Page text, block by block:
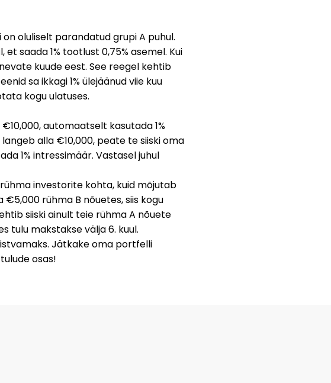
oluliselt parandatud grupi A puhul.
saada 1% tootlust 0,75% asemel. Kui
kuude eest. See reegel kehtib
sa ikkagi 1% ülejäänud viie kuu
kogu ulatuses.
automaatselt kasutada 1%
alla €10,000, peate te siiski oma
1% intressimäär. Vastasel juhul
investorite kohta, kuid mõjutab
rühma B nõuetes, siis kogu
siiski ainult teie rühma A nõuete
tulu makstakse välja 6. kuul.
Jätkake oma portfelli
osas!